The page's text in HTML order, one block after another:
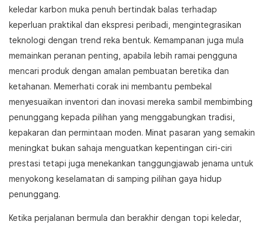
keledar karbon muka penuh bertindak balas terhadap
keperluan praktikal dan ekspresi peribadi, mengintegrasikan
teknologi dengan trend reka bentuk. Kemampanan juga mula
memainkan peranan penting, apabila lebih ramai pengguna
mencari produk dengan amalan pembuatan beretika dan
ketahanan. Memerhati corak ini membantu pembekal
menyesuaikan inventori dan inovasi mereka sambil membimbing
penunggang kepada pilihan yang menggabungkan tradisi,
kepakaran dan permintaan moden. Minat pasaran yang semakin
meningkat bukan sahaja menguatkan kepentingan ciri-ciri
prestasi tetapi juga menekankan tanggungjawab jenama untuk
menyokong keselamatan di samping pilihan gaya hidup
penunggang.
Ketika perjalanan bermula dan berakhir dengan topi keledar,